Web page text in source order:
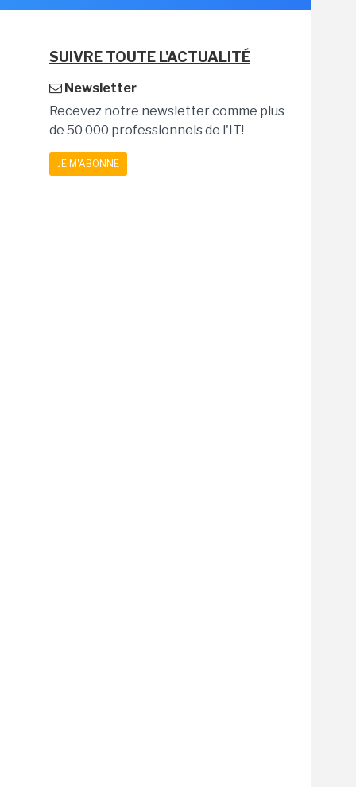
SUIVRE TOUTE L'ACTUALITÉ
Newsletter
Recevez notre newsletter comme plus
de 50 000 professionnels de l'IT!
JE M'ABONNE